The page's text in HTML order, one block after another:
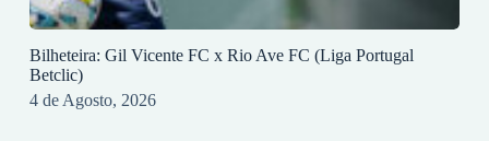
Bilheteira: Gil Vicente FC x Rio Ave FC (Liga Portugal
Betclic)
4 de Agosto, 2026